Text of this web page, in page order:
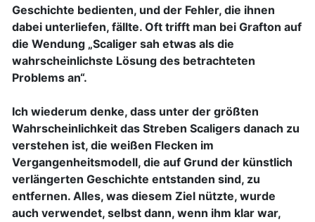
Geschichte bedienten, und der Fehler, die ihnen
dabei unterliefen, fällte. Oft trifft man bei Grafton auf
die Wendung „Scaliger sah etwas als die
wahrscheinlichste Lösung des betrachteten
Problems an“.
Ich wiederum denke, dass unter der größten
Wahrscheinlichkeit das Streben Scaligers danach zu
verstehen ist, die weißen Flecken im
Vergangenheitsmodell, die auf Grund der künstlich
verlängerten Geschichte entstanden sind, zu
entfernen. Alles, was diesem Ziel nützte, wurde
auch verwendet, selbst dann, wenn ihm klar war,